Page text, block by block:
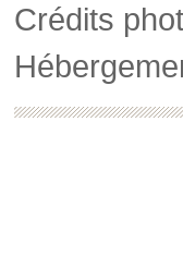
Crédits